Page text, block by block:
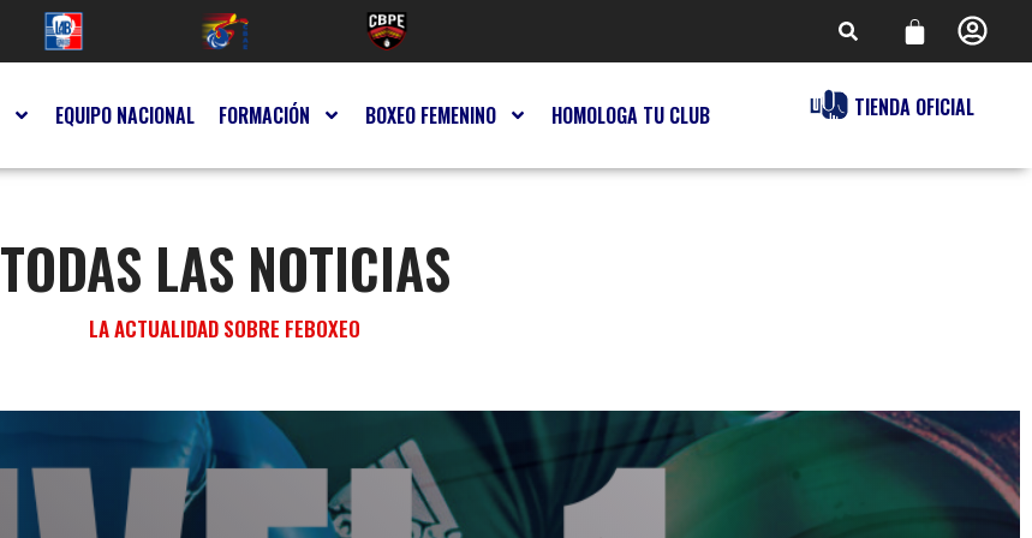
EQUIPO NACIONAL FORMACIÓN BOXEO FEMENINO HOMOLOGA TU CLUB TIENDA OFICIAL
TODAS LAS NOTICIAS
LA ACTUALIDAD SOBRE FEBOXEO